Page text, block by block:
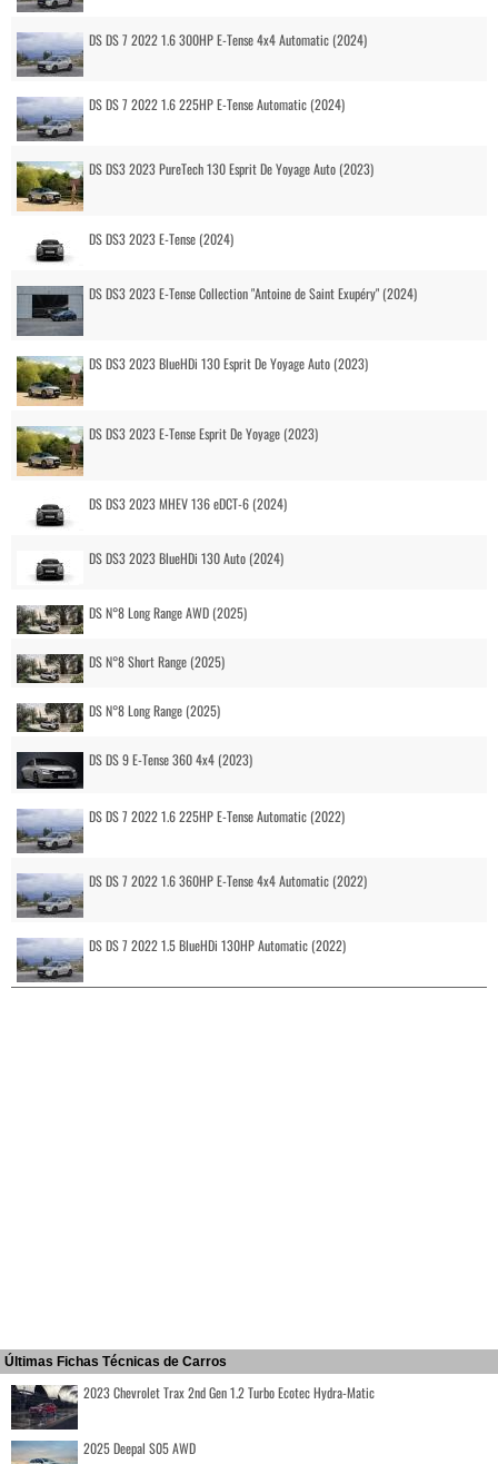
DS DS 7 2022 1.6 300HP E-Tense 4x4 Automatic (2024)
DS DS 7 2022 1.6 225HP E-Tense Automatic (2024)
DS DS3 2023 PureTech 130 Esprit De Yoyage Auto (2023)
DS DS3 2023 E-Tense (2024)
DS DS3 2023 E-Tense Collection "Antoine de Saint Exupéry" (2024)
DS DS3 2023 BlueHDi 130 Esprit De Yoyage Auto (2023)
DS DS3 2023 E-Tense Esprit De Yoyage (2023)
DS DS3 2023 MHEV 136 eDCT-6 (2024)
DS DS3 2023 BlueHDi 130 Auto (2024)
DS N°8 Long Range AWD (2025)
DS N°8 Short Range (2025)
DS N°8 Long Range (2025)
DS DS 9 E-Tense 360 4x4 (2023)
DS DS 7 2022 1.6 225HP E-Tense Automatic (2022)
DS DS 7 2022 1.6 360HP E-Tense 4x4 Automatic (2022)
DS DS 7 2022 1.5 BlueHDi 130HP Automatic (2022)
Últimas Fichas Técnicas de Carros
2023 Chevrolet Trax 2nd Gen 1.2 Turbo Ecotec Hydra-Matic
2025 Deepal S05 AWD